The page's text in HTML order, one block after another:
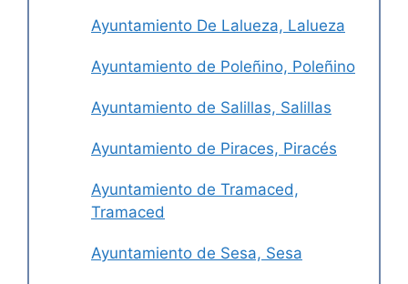
Ayuntamiento De Lalueza, Lalueza
Ayuntamiento de Poleñino, Poleñino
Ayuntamiento de Salillas, Salillas
Ayuntamiento de Piraces, Piracés
Ayuntamiento de Tramaced,
Tramaced
Ayuntamiento de Sesa, Sesa